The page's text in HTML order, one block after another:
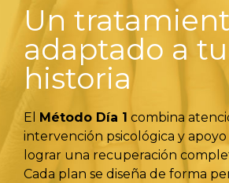
Un
adaptado a tu
historia
El Método Día 1 combina
intervención psicológica y
lograr una recuperación
Cada plan se diseña de forma